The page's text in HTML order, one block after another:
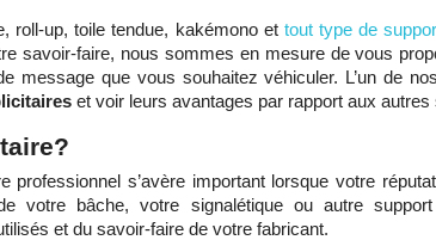
roll-up, toile tendue, kakémono ettout type de
savoir-faire, nous sommes en mesure de vous
message que vous souhaitez véhiculer. L’un de
et voir leurs avantages par rapport aux autres
professionnel s’avère important lorsque votre
votre bâche, votre signalétique ou autre
et du savoir-faire de votre fabricant.